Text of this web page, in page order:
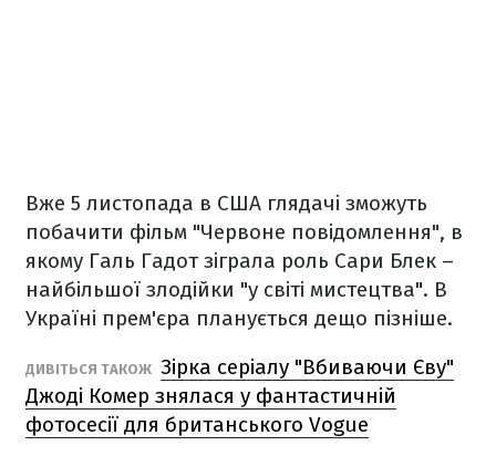
Вже 5 листопада в США глядачі зможуть
побачити фільм "Червоне повідомлення", в
якому Галь Гадот зіграла роль Сари Блек –
найбільшої злодійки "у світі мистецтва". В
Україні прем'єра планується дещо пізніше.
ДИВІТЬСЯ ТАКОЖ Зірка серіалу "Вбиваючи Єву"
Джоді Комер знялася у фантастичній
фотосесії для британського Vogue